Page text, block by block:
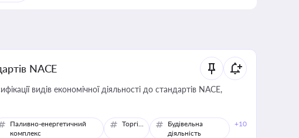
NACE
видів економічної діяльності до стандартів NACE,
Паливно-енергетичний
комплекс
Торгівля
Будівельна
діяльність
+10